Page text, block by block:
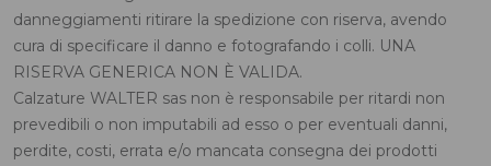
danneggiamenti ritirare la spedizione con riserva, avendo
cura di specificare il danno e fotografando i colli. UNA
RISERVA GENERICA NON È VALIDA.
Calzature WALTER sas non è responsabile per ritardi non
prevedibili o non imputabili ad esso o per eventuali danni,
perdite, costi, errata e/o mancata consegna dei prodotti